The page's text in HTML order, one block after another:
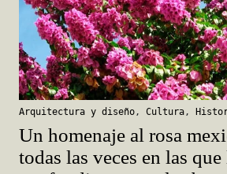
Arquitectura y diseño, Cultura,
Un homenaje al rosa
todas las veces en las